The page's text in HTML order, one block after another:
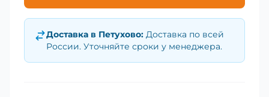
Доставка в Петухово: Доставка по всей
России. Уточняйте сроки у менеджера.